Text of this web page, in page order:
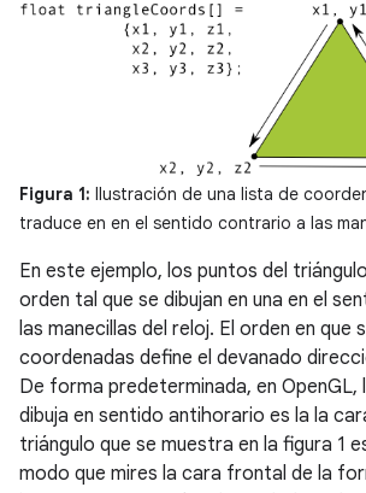
Figura 1: Ilustración de una lista de
traduce en en el sentido contrario a las
En este ejemplo, los puntos del
orden tal que se dibujan en una en el
las manecillas del reloj. El orden en que
coordenadas define el devanado
De forma predeterminada, en OpenGL,
dibuja en sentido antihorario es la la
triángulo que se muestra en la figura 1
modo que mires la cara frontal de la